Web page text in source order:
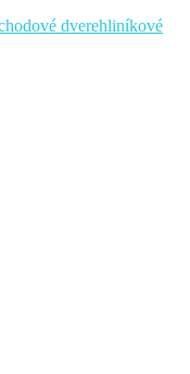
dverehliníkové